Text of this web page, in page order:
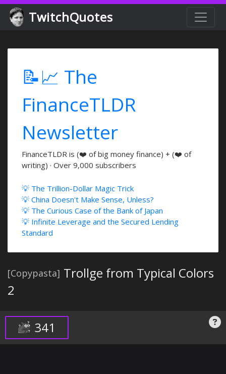
TwitchQuotes
📝📈 The
FinanceTLDR
Newsletter
FinanceTLDR is (❤️ of big money finance) + (❤️ of
writing) · Over 9,000 subscribers
💡 The Trillion-Dollar Magic Trick
💡 China Doesn't Make Sense, Unless?
💡 The Curious Case of the Bank of Japan
💡 Infinite Leverage and the Secured Lending
Standard
[Copypasta] Trollge from Typical Colors
2
341